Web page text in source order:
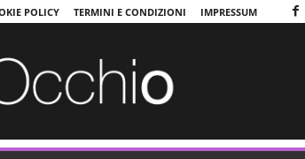
POLICY TERMINI E CONDIZIONI IMPRESSUM